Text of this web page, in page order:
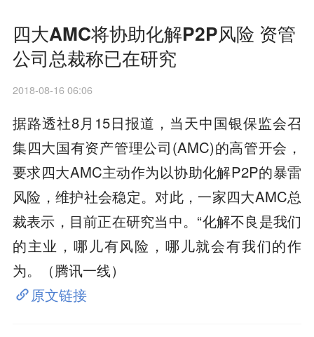
四大AMC将协助化解P2P风险 资管
公司总裁称已在研究
2018-08-16 06:06
据路透社8月15日报道，当天中国银保监会召
集四大国有资产管理公司(AMC)的高管开会，
要求四大AMC主动作为以协助化解P2P的暴雷
风险，维护社会稳定。对此，一家四大AMC总
裁表示，目前正在研究当中。“化解不良是我们
的主业，哪儿有风险，哪儿就会有我们的作
为。（腾讯一线）
原文链接